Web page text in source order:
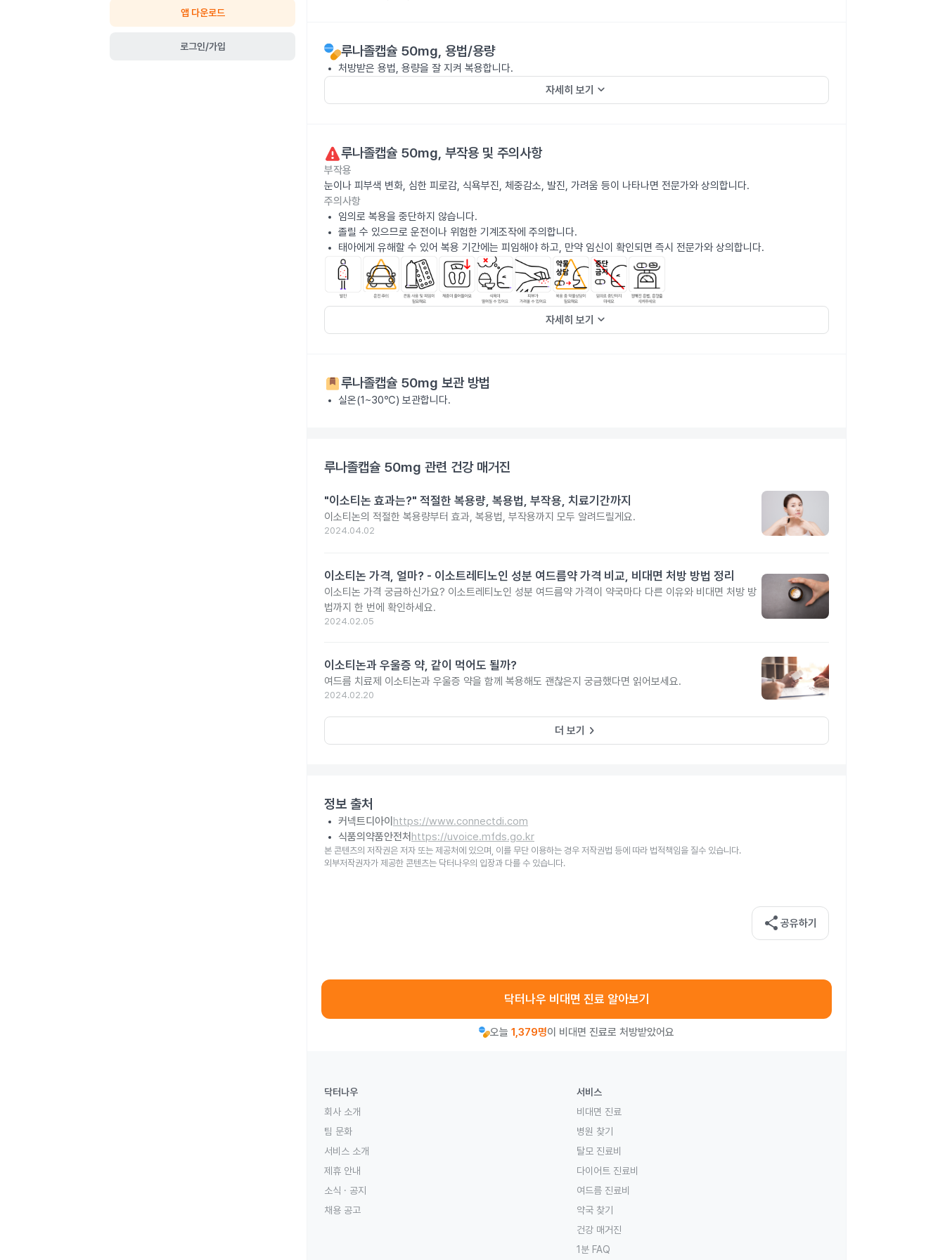
앱 다운로드
로그인/가입 루나졸캡슐 50mg, 용법/용량
처방받은 용법, 용량을 잘 지켜 복용합니다.
자세히 보기 keyboard_arrow_down
루나졸캡슐 50mg, 부작용 및 주의사항
부작용
눈이나 피부색 변화, 심한 피로감, 식욕부진, 체중감소, 발진, 가려움 등이 나타나면 전문가와 상의합니다.
주의사항
임의로 복용을 중단하지 않습니다.
졸릴 수 있으므로 운전이나 위험한 기계조작에 주의합니다.
태아에게 유해할 수 있어 복용 기간에는 피임해야 하고, 만약 임신이 확인되면 즉시 전문가와 상의합니다.
자세히 보기 keyboard_arrow_down
루나졸캡슐 50mg 보관 방법
실온(1~30℃) 보관합니다.
루나졸캡슐 50mg 관련 건강 매거진
"이소티논 효과는?" 적절한 복용량, 복용법, 부작용, 치료기간까지
이소티논의 적절한 복용량부터 효과, 복용법, 부작용까지 모두 알려드릴게요.
2024.04.02
이소티논 가격, 얼마? - 이소트레티노인 성분 여드름약 가격 비교, 비대면 처방 방법 정리
이소티논 가격 궁금하신가요? 이소트레티노인 성분 여드름약 가격이 약국마다 다른 이유와 비대면 처방 방
법까지 한 번에 확인하세요.
2024.02.05
이소티논과 우울증 약, 같이 먹어도 될까?
여드름 치료제 이소티논과 우울증 약을 함께 복용해도 괜찮은지 궁금했다면 읽어보세요.
2024.02.20
더 보기 keyboard_arrow_right
정보 출처
커넥트디아이 https://www.connectdi.com
식품의약품안전처 https://uvoice.mfds.go.kr
본 콘텐츠의 저작권은 저자 또는 제공처에 있으며, 이를 무단 이용하는 경우 저작권법 등에 따라 법적책임을 질수 있습니다.
외부저작권자가 제공한 콘텐츠는 닥터나우의 입장과 다를 수 있습니다.
share 공유하기
닥터나우 비대면 진료 알아보기
오늘 1,379명이 비대면 진료로 처방받았어요
닥터나우
회사 소개
팀 문화
서비스 소개
제휴 안내
소식 · 공지
채용 공고
서비스
비대면 진료
병원 찾기
탈모 진료비
다이어트 진료비
여드름 진료비
약국 찾기
건강 매거진
1분 FAQ